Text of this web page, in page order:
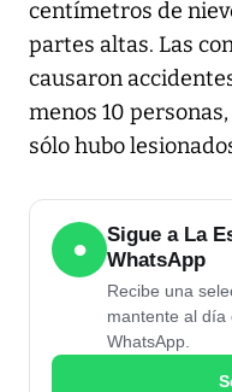
centímetros de
partes altas. Las
causaron
menos 10
sólo hubo
●
Sigue a La
WhatsApp
Recibe una
mantente al día
WhatsApp.